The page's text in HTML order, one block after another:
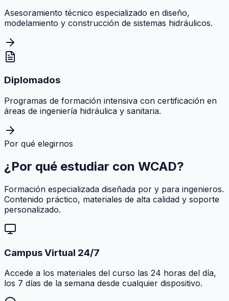
Asesoramiento técnico especializado en diseño,
modelamiento y construcción de sistemas hidráulicos.
Diplomados
Programas de formación intensiva con certificación en
áreas de ingeniería hidráulica y sanitaria.
Por qué elegirnos
¿Por qué estudiar con WCAD?
Formación especializada diseñada por y para ingenieros.
Contenido práctico, materiales de alta calidad y soporte
personalizado.
Campus Virtual 24/7
Accede a los materiales del curso las 24 horas del día,
los 7 días de la semana desde cualquier dispositivo.